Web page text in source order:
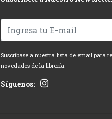
Suscríbase a nuestra lista de email para
novedades de la librería.
Síguenos: